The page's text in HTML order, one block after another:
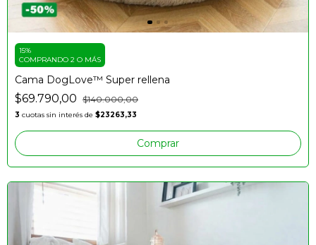
15%
COMPRANDO 2 O MÁS
Cama DogLove™️ Super rellena
$69.790,00 $140.000,00
3 cuotas sin interés de $23263,33
Comprar